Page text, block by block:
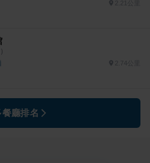
2.74公里
餐廳排名